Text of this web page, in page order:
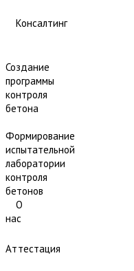
Консалтинг
Создание
программы
контроля
бетона
Формирование
испытательной
лаборатории
контроля
бетонов
О
нас
Аттестация